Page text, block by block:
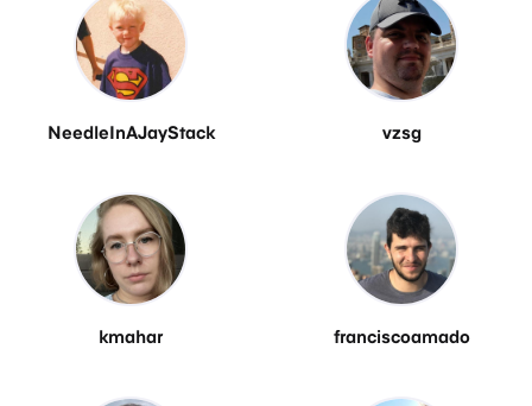
NeedleInAJayStack vzsg
kmahar franciscoamado